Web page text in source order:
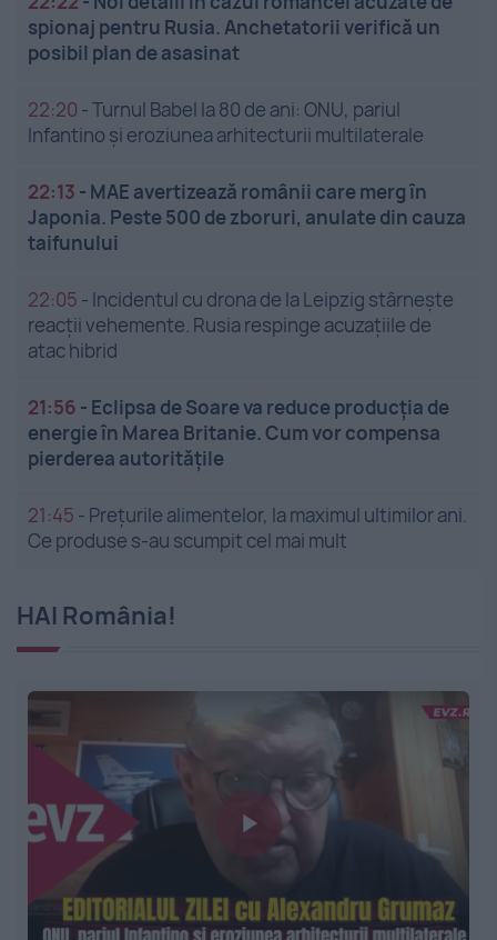
spionaj pentru Rusia. Anchetatorii verifică un
posibil plan de asasinat
22:20 -Turnul Babel la 80 de ani: ONU, pariul
Infantino și eroziunea arhitecturii multilaterale
22:13 - MAE avertizează românii care merg în
Japonia. Peste 500 de zboruri, anulate din cauza
taifunului
22:05 - Incidentul cu drona de la Leipzig stârnește
reacții vehemente. Rusia respinge acuzațiile de
atac hibrid
21:56 - Eclipsa de Soare va reduce producția de
energie în Marea Britanie. Cum vor compensa
pierderea autoritățile
21:45 - Prețurile alimentelor, la maximul ultimilor ani.
Ce produse s-au scumpit cel mai mult
HAI România!